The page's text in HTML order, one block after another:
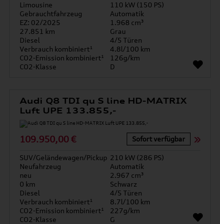
Limousine
110 kW (150 PS)
Gebrauchtfahrzeug
Automatik
EZ: 02/2025
1.968 cm³
27.851 km
Grau
Diesel
4/5 Türen
Verbrauch kombiniert¹
4.8l/100 km
CO2-Emission kombiniert¹
126g/km
CO2-Klasse
D
Audi Q8 TDI qu S line HD-MATRIX
Luft UPE 133.855,-
109.950,00 € Sofort verfügbar
SUV/Geländewagen/Pickup 210 kW (286 PS)
Neufahrzeug
Automatik
neu
2.967 cm³
0 km
Schwarz
Diesel
4/5 Türen
Verbrauch kombiniert¹
8.7l/100 km
CO2-Emission kombiniert¹
227g/km
CO2-Klasse
G